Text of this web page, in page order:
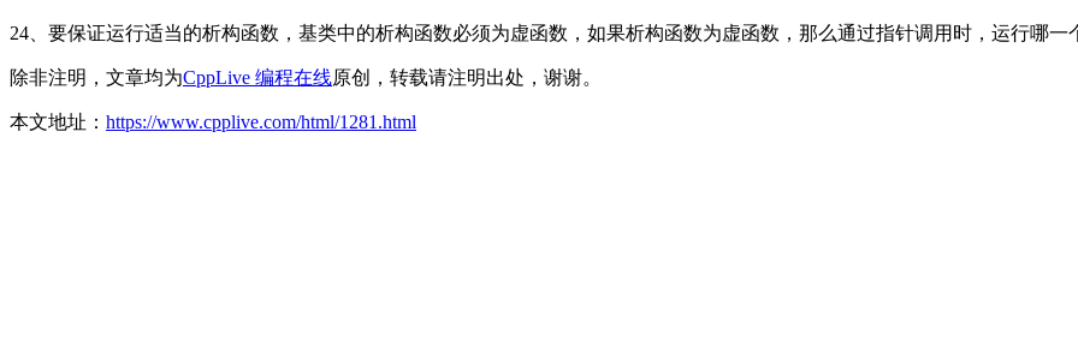
24、要保证运行适当的析构函数，基类中的析构函数必须为虚函数，如果析构函数为虚函数，那么通过指针调用时，运行哪
除非注明，文章均为CppLive 编程在线原创，转载请注明出处，谢谢。
本文地址： https://www.cpplive.com/html/1281.html